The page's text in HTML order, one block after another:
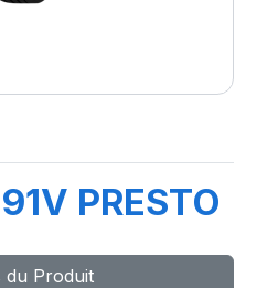
PRESTO
du Produit